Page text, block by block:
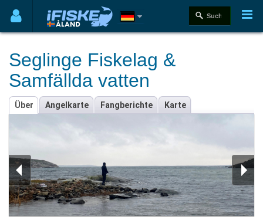
Seglinge Fiskelag &
Samfällda vatten
Über Angelkarte Fangberichte Karte